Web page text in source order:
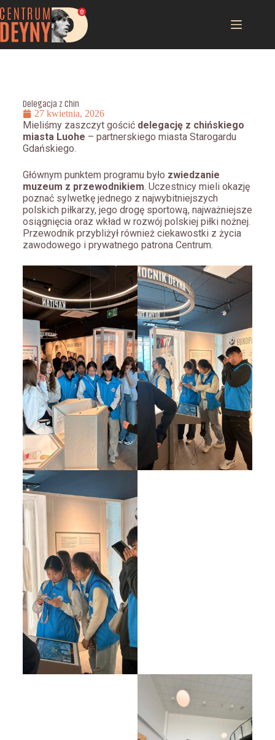
Delegacja z Chin
27 kwietnia, 2026
Mieliśmy zaszczyt gościć delegację z chińskiego
miasta Luohe – partnerskiego miasta Starogardu
Gdańskiego.
Głównym punktem programu było zwiedzanie
muzeum z przewodnikiem. Uczestnicy mieli okazję
poznać sylwetkę jednego z najwybitniejszych
polskich piłkarzy, jego drogę sportową, najważniejsze
osiągnięcia oraz wkład w rozwój polskiej piłki nożnej.
Przewodnik przybliżył również ciekawostki z życia
zawodowego i prywatnego patrona Centrum.